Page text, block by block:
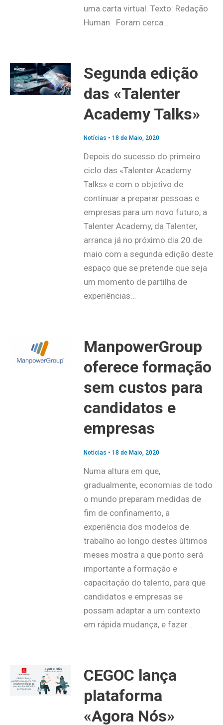
uma carta virtual. Texto: Redação
Human Foram cerca…
Segunda edição
das «Talenter
Academy Talks»
Notícias • 18 de Maio, 2020
Depois do sucesso do primeiro
ciclo das «Talenter Academy
Talks» e com o objetivo de
continuar a preparar pessoas e
empresas para um novo futuro, a
Talenter Academy, da Talenter,
arranca já no próximo dia 20 de
maio com a segunda edição deste
espaço que se pretende que seja
um momento de partilha de
experiências…
ManpowerGroup
oferece formação
sem custos para
candidatos e
empresas
Notícias • 18 de Maio, 2020
Numa altura em que,
gradualmente, economias de todo
o mundo preparam medidas de
fim de confinamento, a
experiência dos modelos de
trabalho ao longo destes últimos
meses mostra a que ponto será
importante a formação e
capacitação do talento, para que
candidatos e empresas se
possam adaptar a um contexto
em rápida mudança, e fazer…
CEGOC lança
plataforma
«Agora Nós»